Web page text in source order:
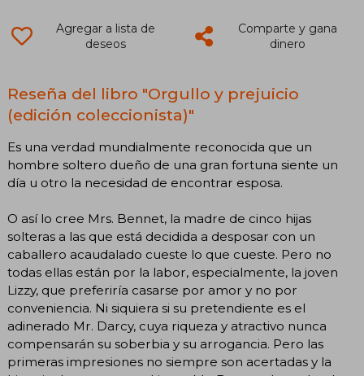
Agregar a lista de
deseos
Comparte y gana
dinero
Reseña del libro "Orgullo y prejuicio
(edición coleccionista)"
Es una verdad mundialmente reconocida que un
hombre soltero dueño de una gran fortuna siente un
día u otro la necesidad de encontrar esposa.
O así lo cree Mrs. Bennet, la madre de cinco hijas
solteras a las que está decidida a desposar con un
caballero acaudalado cueste lo que cueste. Pero no
todas ellas están por la labor, especialmente, la joven
Lizzy, que preferiría casarse por amor y no por
conveniencia. Ni siquiera si su pretendiente es el
adinerado Mr. Darcy, cuya riqueza y atractivo nunca
compensarán su soberbia y su arrogancia. Pero las
primeras impresiones no siempre son acertadas y la